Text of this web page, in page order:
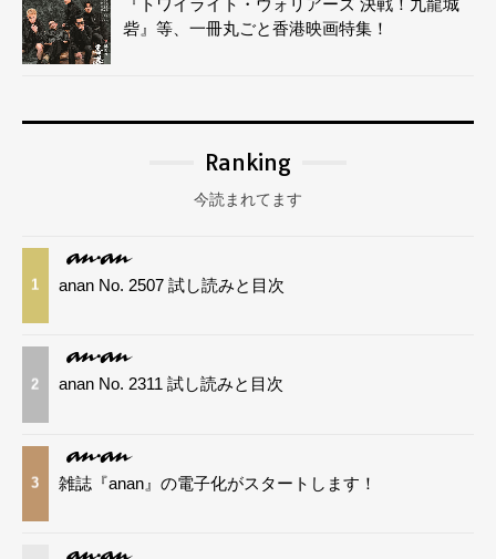
砦』等、一冊丸ごと香港映画特集！
Ranking
今読まれてます
1 anan No. 2507 試し読みと目次
2 anan No. 2311 試し読みと目次
3 雑誌『anan』の電子化がスタートします！